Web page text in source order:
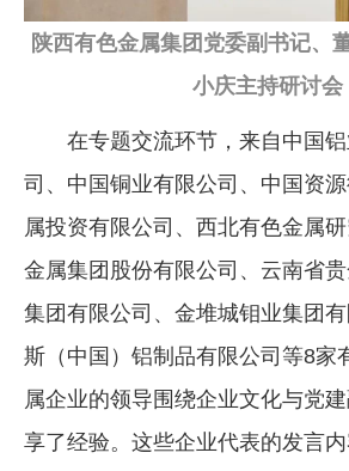
陕西有色金属集团党委副书记、
小庆主持研讨会
在专题交流环节，来自中国
司、中国铜业有限公司、中国资
属投资有限公司、西北有色金属
金属集团股份有限公司、云南省
集团有限公司、金堆城钼业集团
斯（中国）铝制品有限公司等8家
属企业的领导围绕企业文化与党
享了经验。这些企业代表的发言